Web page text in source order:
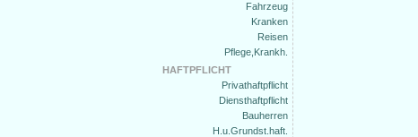
Fahrzeug
Kranken
Reisen
Pflege,Krankh.
HAFTPFLICHT
Privathaftpflicht
Diensthaftpflicht
Bauherren
H.u.Grundst.haft.